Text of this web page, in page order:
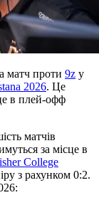
матч проти 9z у
2026. Це
в плей-офф
матчів
за місце в
College
з рахунком 0:2.